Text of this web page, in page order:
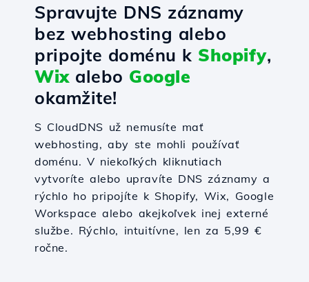
Spravujte DNS záznamy
bez webhosting alebo
pripojte doménu k Shopify,
Wixalebo Google
okamžite!
S CloudDNS už nemusíte mať
webhosting, aby ste mohli používať
doménu. V niekoľkých kliknutiach
vytvoríte alebo upravíte DNS záznamy a
rýchlo ho pripojíte k Shopify, Wix, Google
Workspace alebo akejkoľvek inej externé
službe. Rýchlo, intuitívne, len za 5,99 €
ročne.